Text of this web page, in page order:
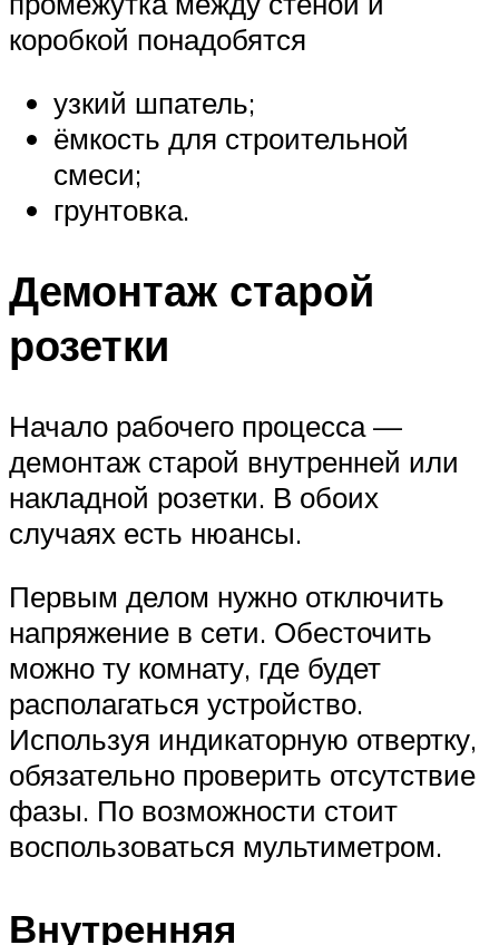
коробкой понадобятся
узкий шпатель;
ёмкость для строительной
смеси;
грунтовка.
Демонтаж старой
розетки
Начало рабочего процесса —
демонтаж старой внутренней или
накладной розетки. В обоих
случаях есть нюансы.
Первым делом нужно отключить
напряжение в сети. Обесточить
можно ту комнату, где будет
располагаться устройство.
Используя индикаторную отвертку,
обязательно проверить отсутствие
фазы. По возможности стоит
воспользоваться мультиметром.
Внутренняя